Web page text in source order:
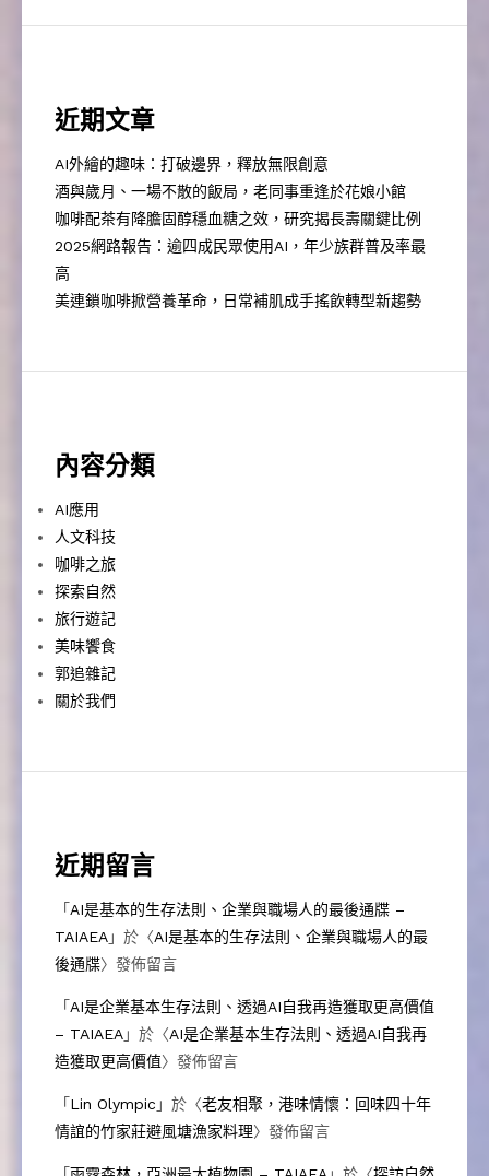
近期文章
AI外繪的趣味：打破邊界，釋放無限創意
酒與歲月、一場不散的飯局，老同事重逢於花娘小館
咖啡配茶有降膽固醇穩血糖之效，研究揭長壽關鍵比例
2025網路報告：逾四成民眾使用AI，年少族群普及率最
高
美連鎖咖啡掀營養革命，日常補肌成手搖飲轉型新趨勢
內容分類
AI應用
人文科技
咖啡之旅
探索自然
旅行遊記
美味饗食
郭追雜記
關於我們
近期留言
「AI是基本的生存法則、企業與職場人的最後通牒 –
TAIAEA」於〈AI是基本的生存法則、企業與職場人的最
後通牒〉發佈留言
「AI是企業基本生存法則、透過AI自我再造獲取更高價值
– TAIAEA」於〈AI是企業基本生存法則、透過AI自我再
造獲取更高價值〉發佈留言
「 Lin Olympic 」於〈老友相聚，港味情懷：回味四十年
情誼的竹家莊避風塘漁家料理〉發佈留言